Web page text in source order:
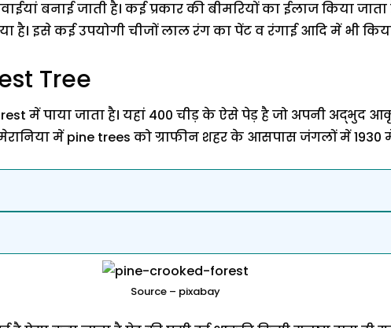
बनाई जाती है। कई प्रकार की बीमरियों का ईलाज किया जाता
है। इसे कई उपयोगी चीजों लाल रंग का पेंट व रंगाई आदि में भी किया
Tree
में पाया जाता है। यहां 400 चीड़ के ऐसे पेड़ है जो अपनी अद्भुद
में pine trees को ग्राफीन शहर के आसपास जंगलों में 1930
Source – pixabay